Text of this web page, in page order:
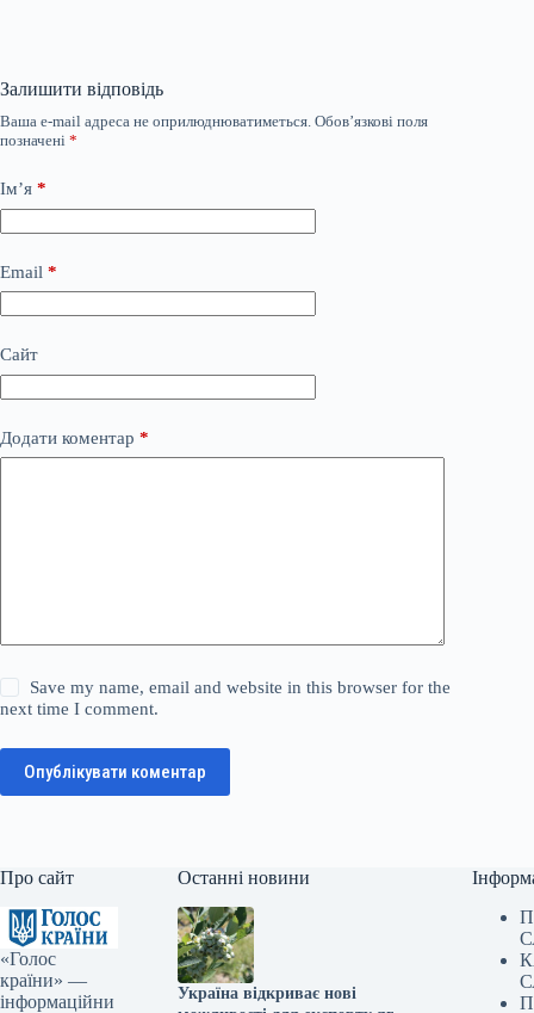
Залишити відповідь
Ваша e-mail адреса не оприлюднюватиметься. Обов’язкові поля
позначені *
Ім’я *
Email *
Сайт
Додати коментар *
Save my name, email and website in this browser for the
next time I comment.
Опублікувати коментар
Про сайт
«Голос
країни» —
інформаційни
Останні новини
Україна відкриває нові